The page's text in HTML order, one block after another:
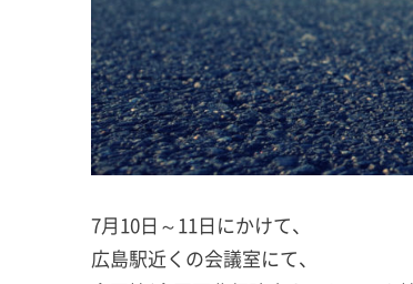
7月10日～11日にかけて、
広島駅近くの会議室にて、